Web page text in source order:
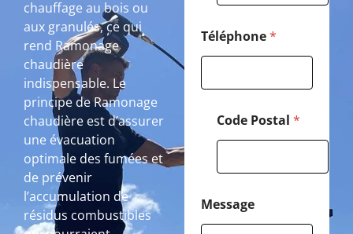
chauffage au bois ou
aux granulés, ce qui
rend Ramonage
chaudière
indispensable. Le
principe de Ramonage
chaudière est d’assurer
une évacuation
optimale des fumées et
de prévenir
l’accumulation de
résidus combustibles
Téléphone*
Code Postal *
Message